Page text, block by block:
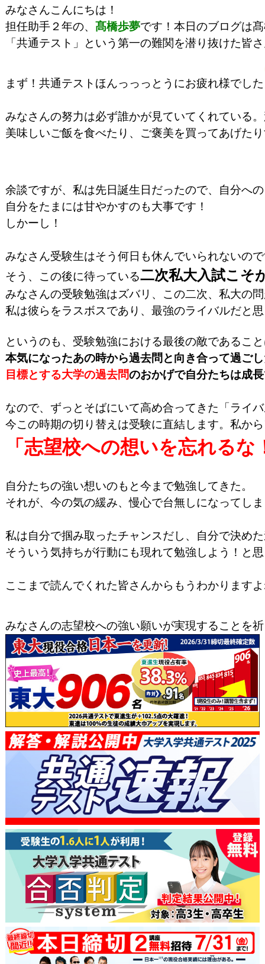
みなさんこんにちは！
担任助手２年の、 髙橋歩夢です！本日のブログは
「共通テスト」という第一の難関を潜り抜けた皆
まず！共通テストほんっっっとうにお疲れ様でした
みなさんの努力は必ず誰かが見ていてくれている
美味しいご飯を食べたり、ご褒美を買ってあげた
余談ですが、私は先日誕生日だったので、自分へ
自分をたまには甘やかすのも大事です！
しかーし！
みなさん受験生はそう何日も休んでいられないの
そう、この後に待っている二次私大入試こそ
みなさんの受験勉強はズバリ、この二次、私大の
目標とする大学の過去問のおかげで自分たちは成
なので、ずっとそばにいて高め合ってきた「ライ
今この時期の切り替えは受験に直結します。私か
「志望校への想いを忘れるな
自分たちの強い想いのもと今まで勉強してきた。
それが、今の気の緩み、慢心で台無しになってし
私は自分で掴み取ったチャンスだし、自分で決め
そういう気持ちが行動にも現れて勉強しよう！と
ここまで読んでくれた皆さんからもうわかります
みなさんの志望校への強い願いが実現することを